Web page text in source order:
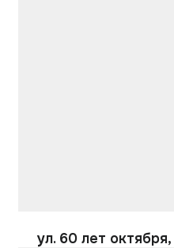
ул. 60 лет